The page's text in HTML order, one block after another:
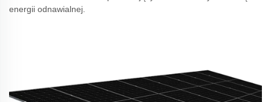
energii odnawialnej.